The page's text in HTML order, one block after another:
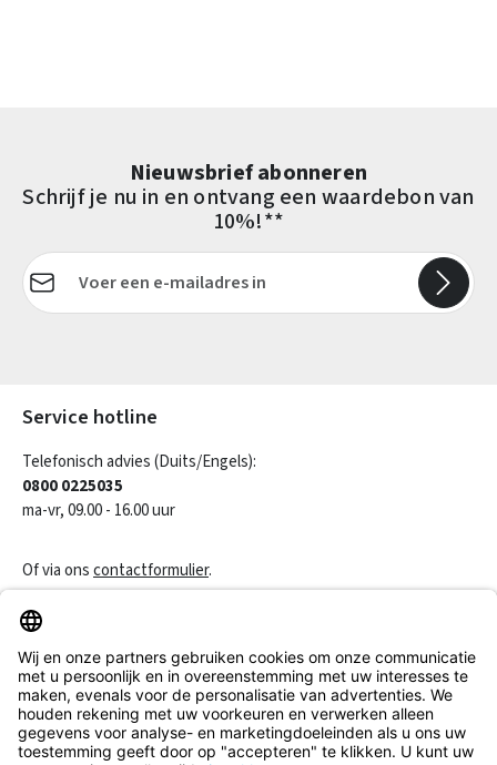
Nieuwsbrief abonneren
Schrijf je nu in en ontvang een waardebon van
10%!**
E-mailadres*
Service hotline
Telefonisch advies (Duits/Engels):
0800 0225035
ma-vr, 09.00 - 16.00 uur
Of via onscontactformulier.
Klantenservice